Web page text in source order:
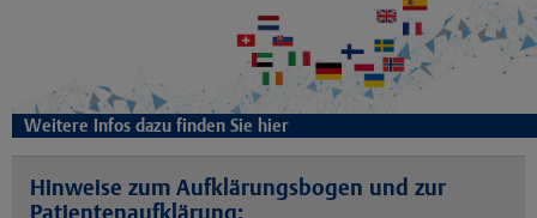
Weitere Infos dazu finden Sie hier
Hinweise zum Aufklärungsbogen und zur
Patientenaufklärung: